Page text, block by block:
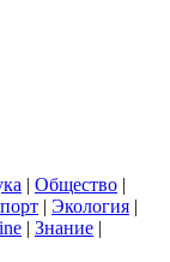
| Общество |
| Экология |
| Знание |